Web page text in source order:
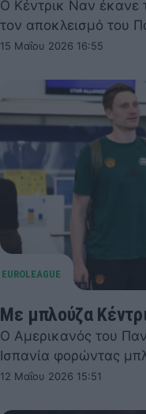
Ο Κέντρικ Ναν έκανε
τον αποκλεισμό του
15 Μαΐου 2026 16:55
Με μπλούζα
Ο Αμερικανός του
Ισπανία φορώντας
12 Μαΐου 2026 15:51